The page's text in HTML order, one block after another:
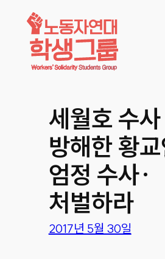
콘텐츠로
바로가기
세월호 수사
방해한 황
엄정 수사·
처벌하라
2017년 5월 30일